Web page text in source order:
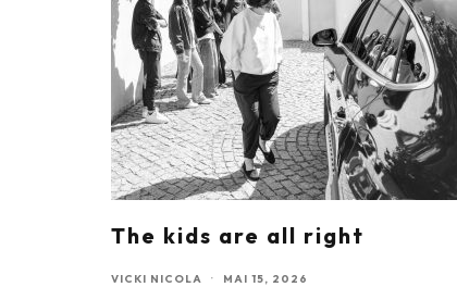
The kids are all right
VICKI NICOLA · MAI 15, 2026